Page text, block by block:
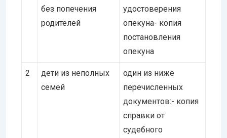
без попечения
родителей
удостоверения
опекуна- копия
постановления
опекуна
2
дети из неполных
семей
один из ниже
перечисленных
документов:- копия
справки от
судебного